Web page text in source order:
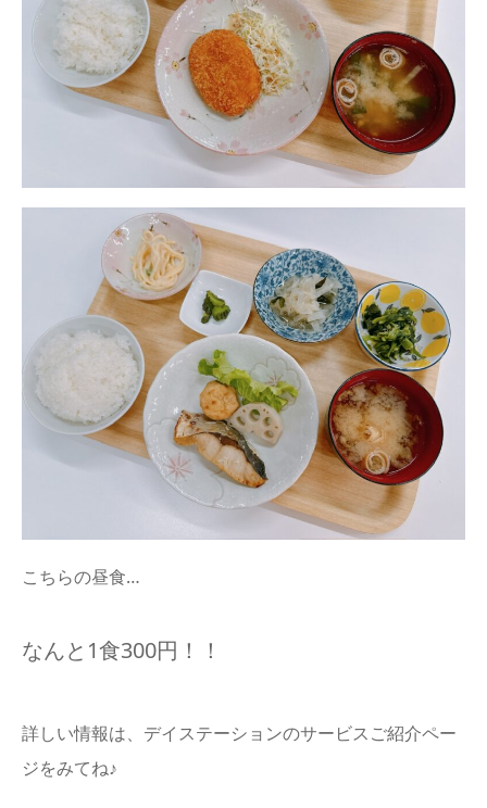
こちらの昼食…
なんと1食300円！！
詳しい情報は、デイステーションのサービスご紹介ペー
ジをみてね♪